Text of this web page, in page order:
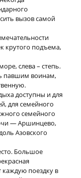
вызов самой
крутого подъема,
слева – степь.
павшим воинам,
доступны и для
для семейного
семейного
— Аршинцево,
Азовского
Большое
каждую поездку в